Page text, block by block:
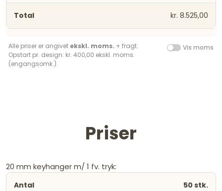
kr. 8.525,00
Alle priser er angivet ekskl. moms. + fragt.
Opstart pr. design: kr. 400,00 ekskl. moms.
(engangsomk.).
Vis moms
Priser
20 mm keyhanger m/ 1 fv. tryk:
50 stk.